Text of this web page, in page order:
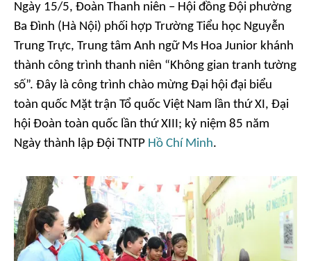
Ngày 15/5, Đoàn Thanh niên – Hội đồng Đội phường
Ba Đình (Hà Nội) phối hợp Trường Tiểu học Nguyễn
Trung Trực, Trung tâm Anh ngữ Ms Hoa Junior khánh
thành công trình thanh niên “Không gian tranh tường
số”. Đây là công trình chào mừng Đại hội đại biểu
toàn quốc Mặt trận Tổ quốc Việt Nam lần thứ XI, Đại
hội Đoàn toàn quốc lần thứ XIII; kỷ niệm 85 năm
Ngày thành lập Đội TNTP Hồ Chí Minh.